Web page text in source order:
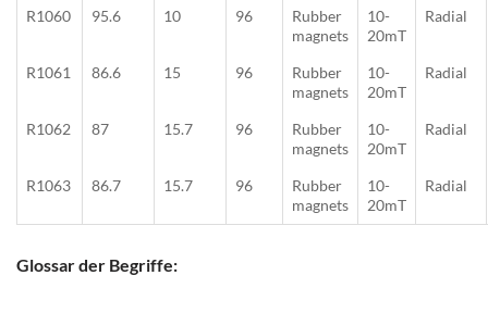
R1060 95.6 10 96
Rubber
magnets
10-
20mT
Radial
R1061 86.6 15 96
Rubber
magnets
10-
20mT
Radial
R1062 87 15.7 96
Rubber
magnets
10-
20mT
Radial
R1063 86.7 15.7 96
Rubber
magnets
10-
20mT
Radial
Glossar der Begriffe: